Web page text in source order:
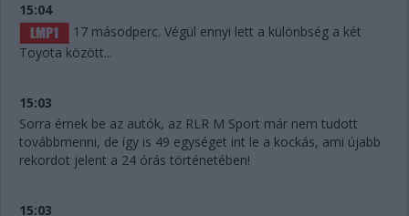
15:04
17 másodperc. Végül ennyi lett a különbség a két
Toyota között...
15:03
Sorra érnek be az autók, az RLR M Sport már nem tudott
továbbmenni, de így is 49 egységet int le a kockás, ami újabb
rekordot jelent a 24 órás történetében!
15:03